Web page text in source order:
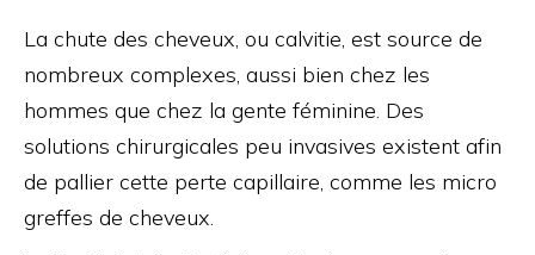
La chute des cheveux, ou calvitie, est source de
nombreux complexes, aussi bien chez les
hommes que chez la gente féminine. Des
solutions chirurgicales peu invasives existent afin
de pallier cette perte capillaire, comme les micro
greffes de cheveux.